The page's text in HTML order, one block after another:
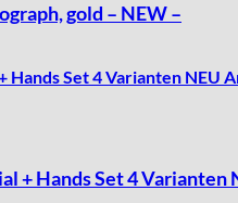
gold – NEW –
+ Hands Set 4 Varianten